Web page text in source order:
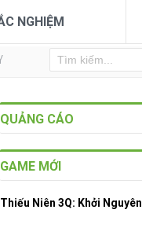
NGHIỆM
QUẢNG CÁO
GAME MỚI
Thiếu Niên 3Q: Khởi Nguyên